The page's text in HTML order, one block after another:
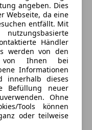
angeben. Dies
Webseite, da eine
entfällt. Mit
Händler
werden von den
von Ihnen bei
Informationen
innerhalb dieses
Befüllung neuer
Ohne
Tools können
oder teilweise